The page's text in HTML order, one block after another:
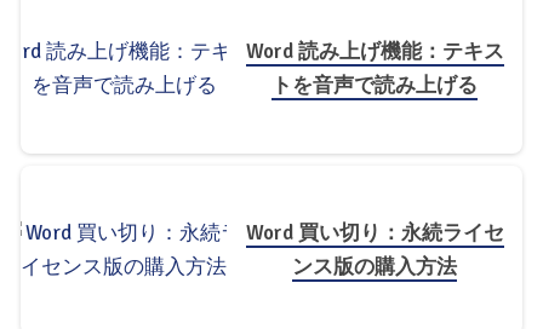
Word 読み上げ機能：テキス
トを音声で読み上げる
Word 買い切り：永続ライセ
ンス版の購入方法